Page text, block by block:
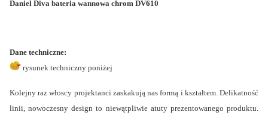
Daniel Diva bateria wannowa chrom DV610
Dane techniczne:
rysunek techniczny poniżej
Kolejny raz włoscy projektanci zaskakują nas formą i kształtem. Delikatność
linii, nowoczesny design to niewątpliwie atuty prezentowanego produktu.